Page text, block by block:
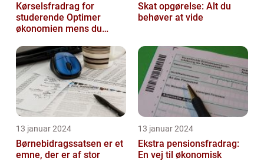
Kørselsfradrag for
studerende Optimer
økonomien mens du
Skat opgørelse: Alt du
behøver at vide
13 januar 2024
Børnebidragssatsen er et
emne, der er af stor
13 januar 2024
Ekstra pensionsfradrag:
En vej til økonomisk